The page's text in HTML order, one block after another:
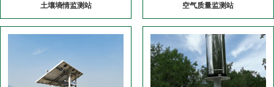
土壤墒情监测站 空气质量监测站